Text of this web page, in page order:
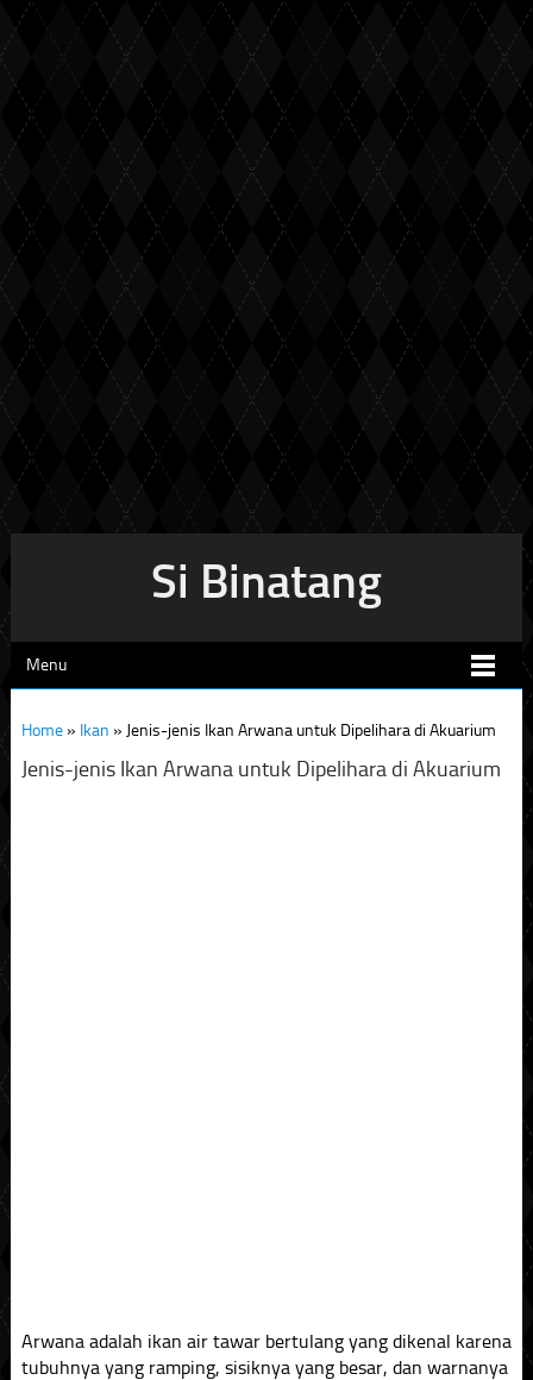
Si Binatang
Menu
Home» Ikan » Jenis-jenis Ikan Arwana untuk Dipelihara di Akuarium
Jenis-jenis Ikan Arwana untuk Dipelihara di Akuarium
Arwana adalah ikan air tawar bertulang yang dikenal karena
tubuhnya yang ramping, sisiknya yang besar, dan warnanya